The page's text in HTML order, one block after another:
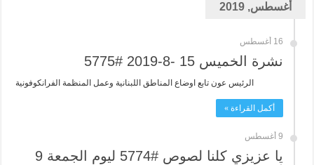
أغسطس, 2019
16 أغسطس
نشرة الخميس 15 -8-2019 #5775
الرئيس عون تابع اوضاع المناطق اللبنانية وعمل المنظمة الفرانكوفونية
أكمل القراءة »
9 أغسطس
يا عزيزي كلنا لصوص #5774 ليوم الجمعة 9